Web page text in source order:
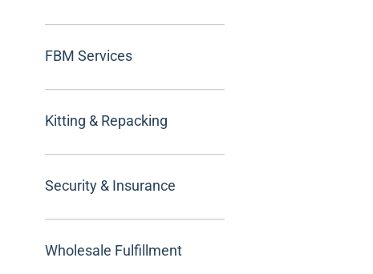
FBM Services
Kitting & Repacking
Security & Insurance
Wholesale Fulfillment